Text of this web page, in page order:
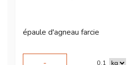
épaule d'agneau farcie
0.1